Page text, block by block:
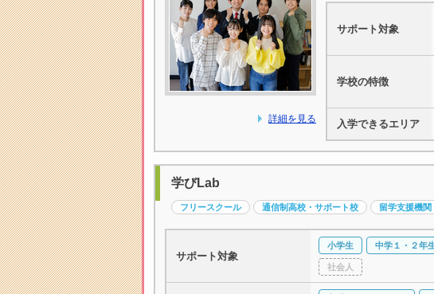
詳細を見る
サポート対象
学校の特徴
入学できるエリア
学びLab
フリースクール 通信制高校・サポート校 留学支援機関
サポート対象
小学生 中学１・２年
社会人